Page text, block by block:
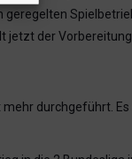
jetzt der
mehr durchgeführt.